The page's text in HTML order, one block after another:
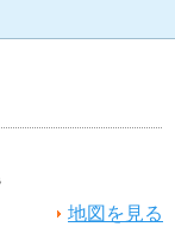
地図を見る